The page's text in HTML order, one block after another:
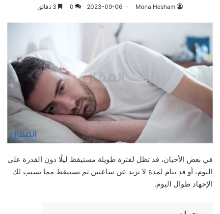
Mona Hesham
2023-09-06
0
في بعض الأحيان، قد تظل لفترة طويلة مستيقظ ليلًا دون القدرة على
النوم، أو قد تنام لمدة لا تزيد عن ساعتين ثم تستيقظ مما يسبب لك
الإجهاد طوال اليوم.